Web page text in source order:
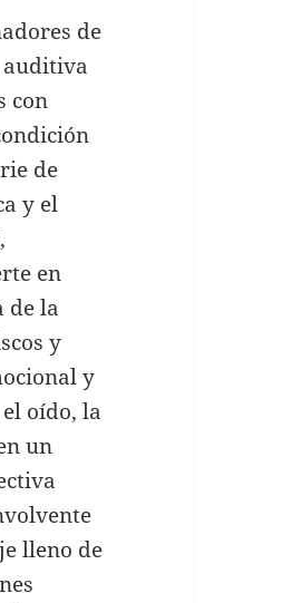
de
auditiva
con
de
y el
en
de la
y
y
oído, la
un
lleno de